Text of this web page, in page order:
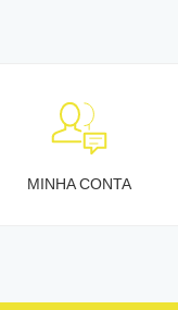
MINHA CONTA